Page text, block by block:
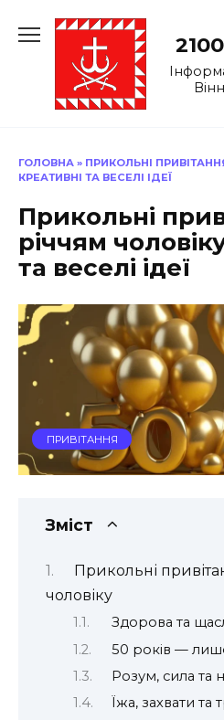
до
ГОЛОВНА » ПРИКОЛЬНІ
КРЕАТИВНІ ТА ВЕСЕЛІ ІДЕЇ
Прикольні
річчям
та веселі ідеї
ПРИВІТАННЯ
Зміст
Прикольні
чоловіку
Здорова та
50 років —
Розум, сила та
Їжа, захвати та